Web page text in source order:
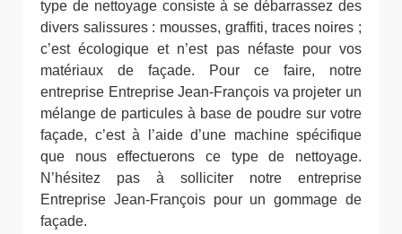
type de nettoyage consiste à se débarrassez des
divers salissures : mousses, graffiti, traces noires ;
c’est écologique et n’est pas néfaste pour vos
matériaux de façade. Pour ce faire, notre
entreprise Entreprise Jean-François va projeter un
mélange de particules à base de poudre sur votre
façade, c’est à l’aide d’une machine spécifique
que nous effectuerons ce type de nettoyage.
N’hésitez pas à solliciter notre entreprise
Entreprise Jean-François pour un gommage de
façade.